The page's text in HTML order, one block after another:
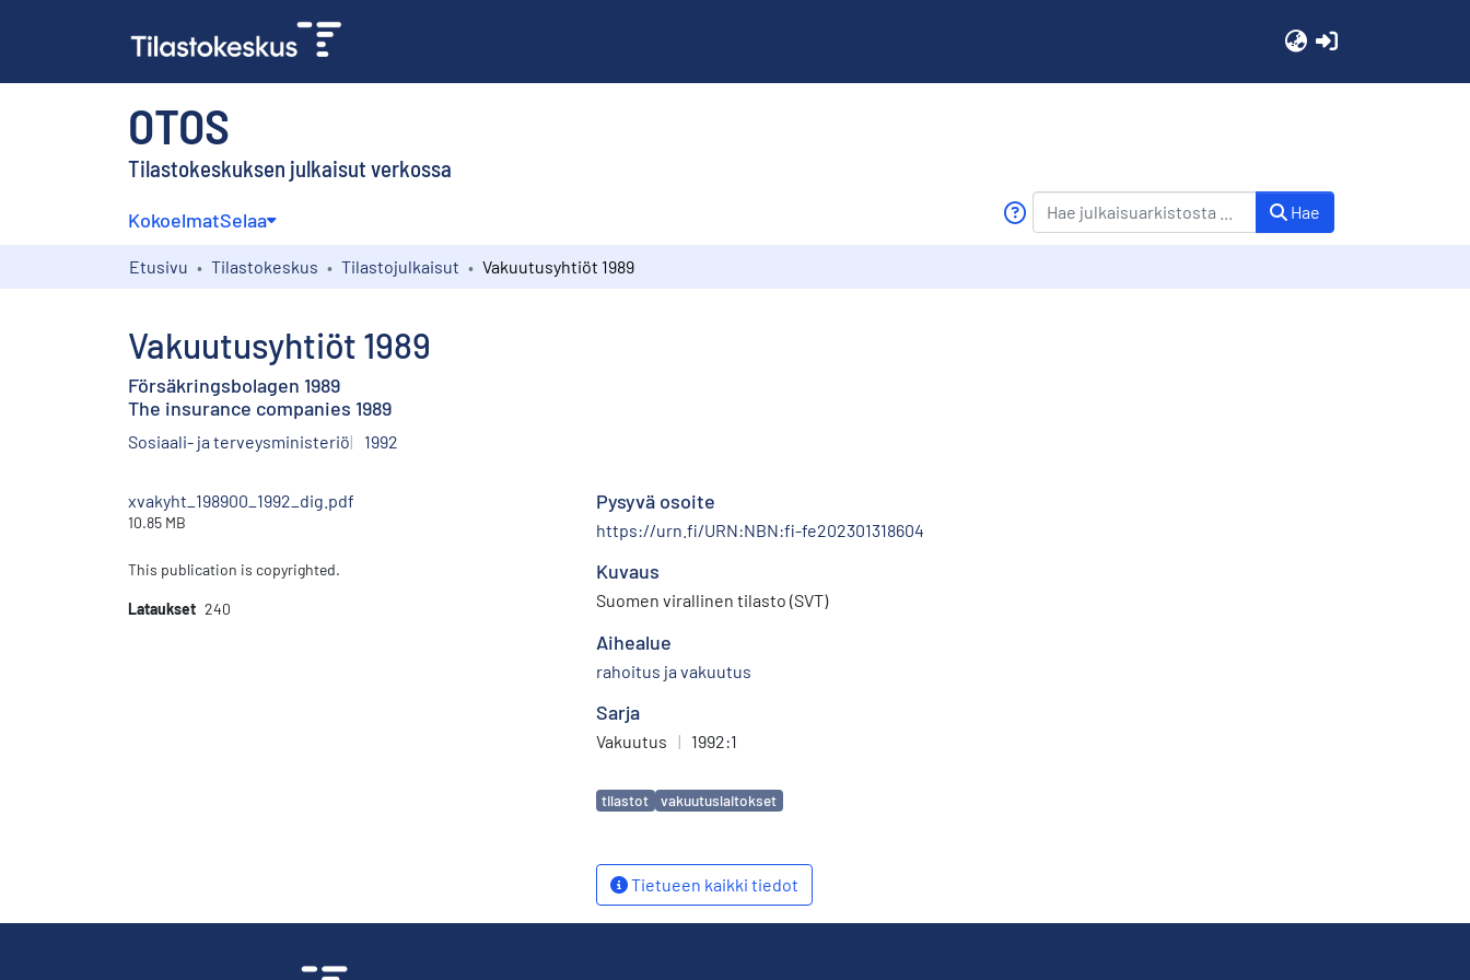
OTOS
Tilastokeskuksen julkaisut verkossa
KokoelmatSelaa Hae
Etusivu Tilastokeskus Tilastojulkaisut Vakuutusyhtiöt 1989
Vakuutusyhtiöt 1989
Försäkringsbolagen 1989
The insurance companies 1989
Sosiaali- ja terveysministeriö 1992
xvakyht_198900_1992_dig.pdf
10.85 MB
This publication is copyrighted.
Lataukset 240
Pysyvä osoite
https://urn.fi/URN:NBN:fi-fe202301318604
Kuvaus
Suomen virallinen tilasto (SVT)
Aihealue
rahoitus ja vakuutus
Sarja
Vakuutus | 1992:1
Avainsanat
tilastot vakuutuslaitokset
Tietueen kaikki tiedot